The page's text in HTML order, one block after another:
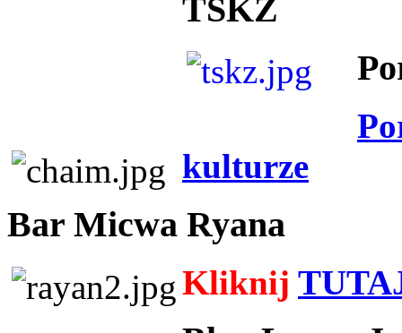
TSKZ
kulturze
Bar Micwa Ryana
Kliknij